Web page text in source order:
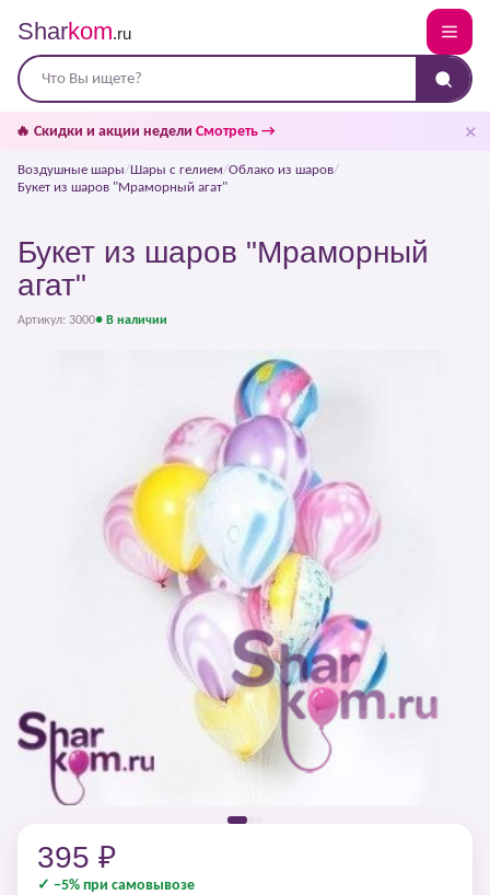
Sharkom.ru
🔥 Скидки и акции недели Смотреть → ✕
Воздушные шары/Шары с гелием/Облако из шаров/
Букет из шаров "Мраморный агат"
Букет из шаров "Мраморный
агат"
Артикул: 3000● В наличии
395 ₽
✓ −5% при самовывозе